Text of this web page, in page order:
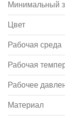
Минимальный
Цвет
Рабочая среда
Рабочая
Рабочее
Материал